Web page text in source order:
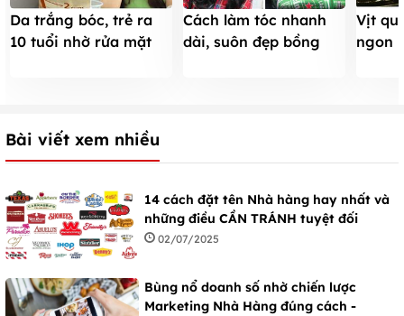
Da trắng bóc, trẻ ra
10 tuổi nhờ rửa mặt
Cách làm tóc nhanh
dài, suôn đẹp bồng
Vịt
ngon
Bài viết xem nhiều
14 cách đặt tên Nhà hàng hay nhất và
những điều CẦN TRÁNH tuyệt đối
02/07/2025
Bùng nổ doanh số nhờ chiến lược
Marketing Nhà Hàng đúng cách -